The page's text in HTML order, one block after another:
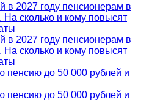
в 2027 году пенсионерам в
сколько и кому повысят
в 2027 году пенсионерам в
сколько и кому повысят
пенсию до 50 000 рублей и
пенсию до 50 000 рублей и